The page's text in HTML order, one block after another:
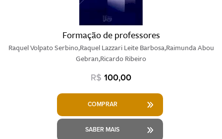
Formação de professores
Raquel Volpato Serbino,Raquel Lazzari Leite Barbosa,Raimunda Abou
Gebran,Ricardo Ribeiro
R$ 100,00
COMPRAR
SABER MAIS